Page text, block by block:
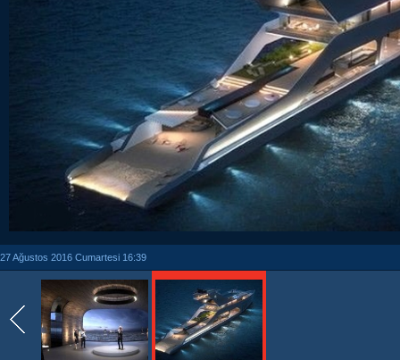
27 Ağustos 2016 Cumartesi 16:39